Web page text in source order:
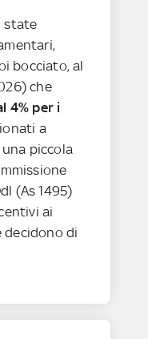
state
bocciato, al
che
4% per i
a
piccola
(As 1495)
ai
decidono di